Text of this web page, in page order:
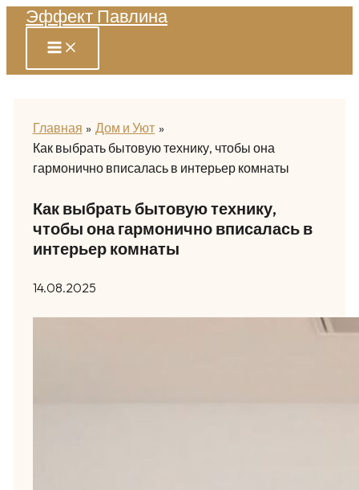
Перейти
содержимому
Эффект Павлина
Главная
Дом и Уют
Как выбрать бытовую технику, чтобы она
гармонично вписалась в интерьер комнаты
Как выбрать бытовую технику,
чтобы она гармонично вписалась в
интерьер комнаты
14.08.2025